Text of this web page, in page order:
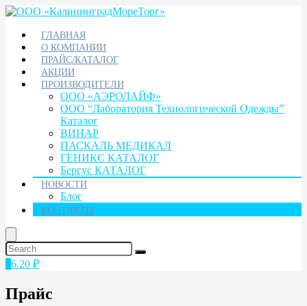
ГЛАВНАЯ
О КОМПАНИИ
ПРАЙС/КАТАЛОГ
АКЦИИ
ПРОИЗВОДИТЕЛИ
ООО «АЭРОЛАЙФ»
ООО “Лаборатория Технологической Одежды”
Каталог
ВИНАР
ПАСКАЛЬ МЕДИКАЛ
ГЕНИКС КАТАЛОГ
Бергус КАТАЛОГ
НОВОСТИ
Блог
КОНТАКТЫ
6.20 ₽
Прайс